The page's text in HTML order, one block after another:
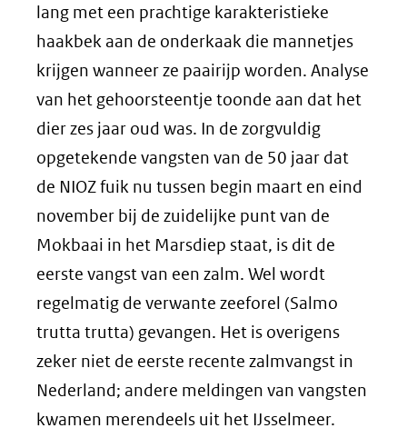
lang met een prachtige karakteristieke
haakbek aan de onderkaak die mannetjes
krijgen wanneer ze paairijp worden. Analyse
van het gehoorsteentje toonde aan dat het
dier zes jaar oud was. In de zorgvuldig
opgetekende vangsten van de 50 jaar dat
de NIOZ fuik nu tussen begin maart en eind
november bij de zuidelijke punt van de
Mokbaai in het Marsdiep staat, is dit de
eerste vangst van een zalm. Wel wordt
regelmatig de verwante zeeforel (Salmo
trutta trutta) gevangen. Het is overigens
zeker niet de eerste recente zalmvangst in
Nederland; andere meldingen van vangsten
kwamen merendeels uit het IJsselmeer.